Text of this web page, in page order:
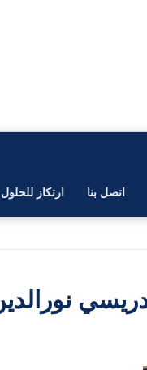
اتصل بنا ارتكاز للحلول